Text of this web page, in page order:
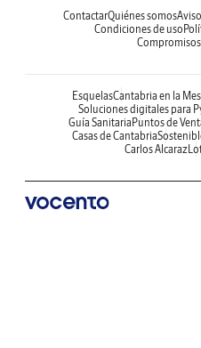
ContactarQuiénes somos
Condiciones de uso
EsquelasCantabria en la
Soluciones digitales para
Guía SanitariaPuntos de
Casas de Cantabria
Carlos Alcaraz